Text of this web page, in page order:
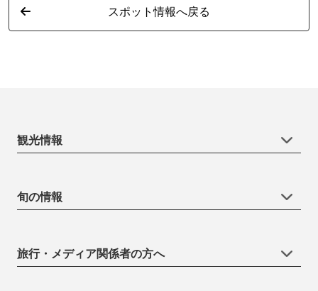
スポット情報へ戻る
観光情報
旬の情報
旅行・メディア関係者の方へ